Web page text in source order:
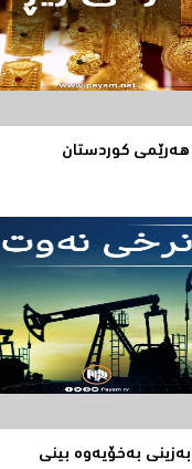
هه‌رێمی كوردستان
به‌خۆیه‌وه‌ بینی